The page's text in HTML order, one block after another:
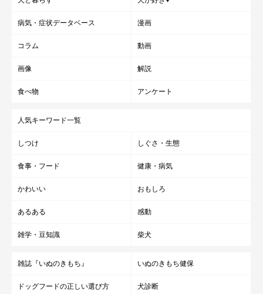
病気・症状データベース 漫画
コラム 動画
画像 解説
食べ物 アンケート
人気キーワード一覧
しつけ しぐさ・生態
食事・フード 健康・病気
かわいい おもしろ
あるある 感動
雑学・豆知識 柴犬
雑誌『いぬのきもち』 いぬのきもち健保
ドッグフードの正しい選び方 犬診断